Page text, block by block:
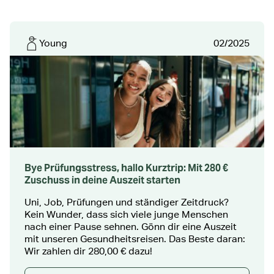
Young 02/2025
Bye Prüfungsstress, hallo Kurztrip: Mit 280 €
Zuschuss in deine Auszeit starten
Uni, Job, Prüfungen und ständiger Zeitdruck?
Kein Wunder, dass sich viele junge Menschen
nach einer Pause sehnen. Gönn dir eine Auszeit
mit unseren Gesundheitsreisen. Das Beste daran:
Wir zahlen dir 280,00 € dazu!